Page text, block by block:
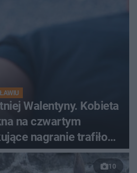
Walentyny. Kobieta
na czwartym
nagranie trafiło
10